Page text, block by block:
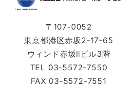
〒107-0052
東京都港区赤坂2-17-65
ウィンド赤坂Ⅱビル3階
TEL 03-5572-7550
FAX 03-5572-7551